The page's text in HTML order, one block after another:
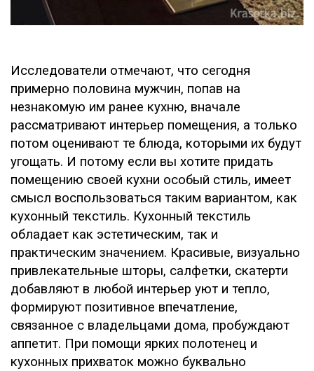
Исследователи отмечают, что сегодня
примерно половина мужчин, попав на
незнакомую им ранее кухню, вначале
рассматривают интерьер помещения, а только
потом оценивают те блюда, которыми их будут
угощать. И потому если вы хотите придать
помещению своей кухни особый стиль, имеет
смысл воспользоваться таким вариантом, как
кухонный текстиль. Кухонный текстиль
обладает как эстетическим, так и
практическим значением. Красивые, визуально
привлекательные шторы, салфетки, скатерти
добавляют в любой интерьер уют и тепло,
формируют позитивное впечатление,
связанное с владельцами дома, пробуждают
аппетит. При помощи ярких полотенец и
кухонных прихваток можно буквально